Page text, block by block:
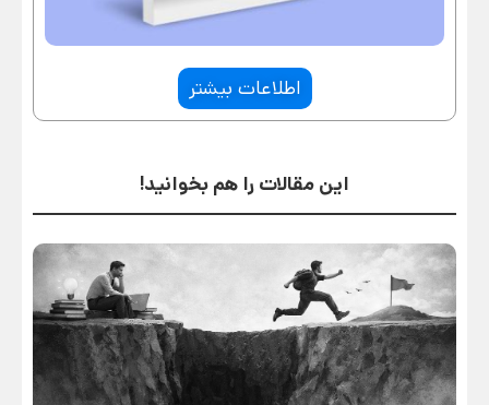
اطلاعات بیشتر
این مقالات را هم بخوانید!